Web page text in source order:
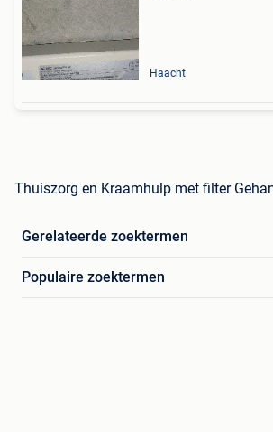
Haacht
Thuiszorg en Kraamhulp met filter
Gerelateerde zoektermen
Populaire zoektermen